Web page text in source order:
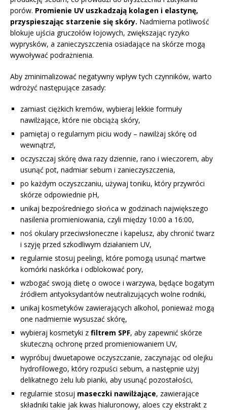
porów. Promienie UV uszkadzają kolagen i elastynę,
przyspieszając starzenie się skóry. Nadmierna potliwość
blokuje ujścia gruczołów łojowych, zwiększając ryzyko
wyprysków, a zanieczyszczenia osiadające na skórze mogą
wywoływać podrażnienia.
Aby zminimalizować negatywny wpływ tych czynników, warto
wdrożyć następujące zasady:
zamiast ciężkich kremów, wybieraj lekkie formuły
nawilżające, które nie obciążą skóry,
pamiętaj o regularnym piciu wody – nawilżaj skórę od
wewnątrz!,
oczyszczaj skórę dwa razy dziennie, rano i wieczorem, aby
usunąć pot, nadmiar sebum i zanieczyszczenia,
po każdym oczyszczaniu, używaj toniku, który przywróci
skórze odpowiednie pH,
unikaj bezpośredniego słońca w godzinach największego
nasilenia promieniowania, czyli między 10:00 a 16:00,
noś okulary przeciwsłoneczne i kapelusz, aby chronić twarz
i szyję przed szkodliwym działaniem UV,
regularnie stosuj peelingi, które pomogą usunąć martwe
komórki naskórka i odblokować pory,
wzbogać swoją dietę o owoce i warzywa, będące bogatym
źródłem antyoksydantów neutralizujących wolne rodniki,
unikaj kosmetyków zawierających alkohol, ponieważ mogą
one nadmiernie wysuszać skórę,
wybieraj kosmetyki z filtrem SPF, aby zapewnić skórze
skuteczną ochronę przed promieniowaniem UV,
wypróbuj dwuetapowe oczyszczanie, zaczynając od olejku
hydrofilowego, który rozpuści sebum, a następnie użyj
delikatnego żelu lub pianki, aby usunąć pozostałości,
regularnie stosuj maseczki nawilżające, zawierające
składniki takie jak kwas hialuronowy, aloes czy ekstrakt z